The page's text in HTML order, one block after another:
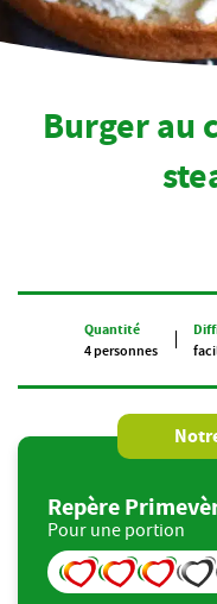
Burger au
Quantité
4 personnes
Repère
Pour une portion